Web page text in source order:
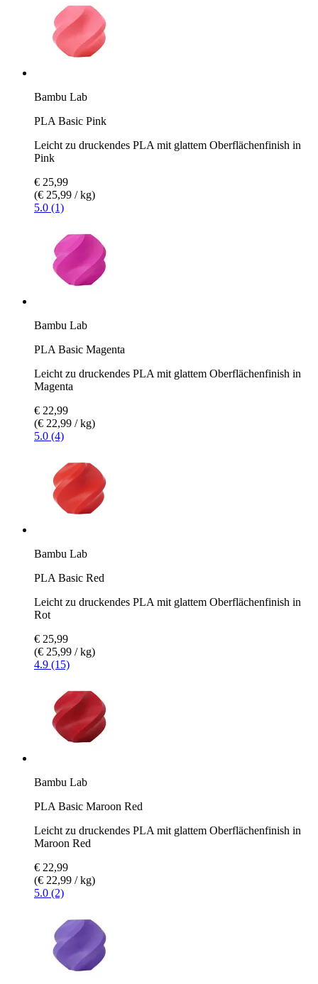
Bambu Lab
PLA Basic Pink
Leicht zu druckendes PLA mit glattem Oberflächenfinish in
Pink
€ 25,99
(€ 25,99 / kg)
5.0 (1)
Bambu Lab
PLA Basic Magenta
Leicht zu druckendes PLA mit glattem Oberflächenfinish in
Magenta
€ 22,99
(€ 22,99 / kg)
5.0 (4)
Bambu Lab
PLA Basic Red
Leicht zu druckendes PLA mit glattem Oberflächenfinish in
Rot
€ 25,99
(€ 25,99 / kg)
4.9 (15)
Bambu Lab
PLA Basic Maroon Red
Leicht zu druckendes PLA mit glattem Oberflächenfinish in
Maroon Red
€ 22,99
(€ 22,99 / kg)
5.0 (2)